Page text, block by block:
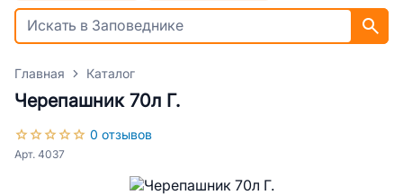
Главная Каталог
Черепашник 70л Г.
0 отзывов
Арт. 4037